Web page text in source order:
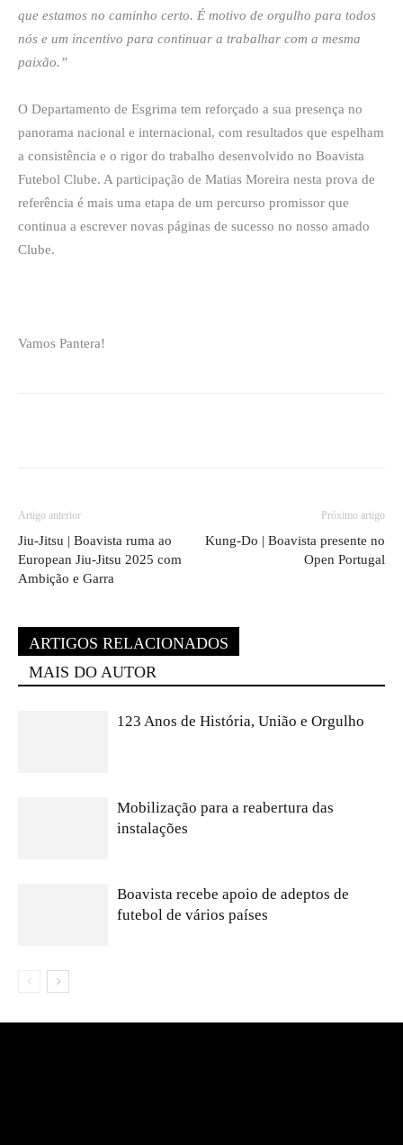
que estamos no caminho certo. É motivo de orgulho para todos
nós e um incentivo para continuar a trabalhar com a mesma
paixão.”
O Departamento de Esgrima tem reforçado a sua presença no
panorama nacional e internacional, com resultados que espelham
a consistência e o rigor do trabalho desenvolvido no Boavista
Futebol Clube. A participação de Matias Moreira nesta prova de
referência é mais uma etapa de um percurso promissor que
continua a escrever novas páginas de sucesso no nosso amado
Clube.
Vamos Pantera!
Artigo anterior
Jiu-Jitsu | Boavista ruma ao
European Jiu-Jitsu 2025 com
Ambição e Garra
Próximo artigo
Kung-Do | Boavista presente no
Open Portugal
ARTIGOS RELACIONADOS
MAIS DO AUTOR
123 Anos de História, União e Orgulho
Mobilização para a reabertura das
instalações
Boavista recebe apoio de adeptos de
futebol de vários países